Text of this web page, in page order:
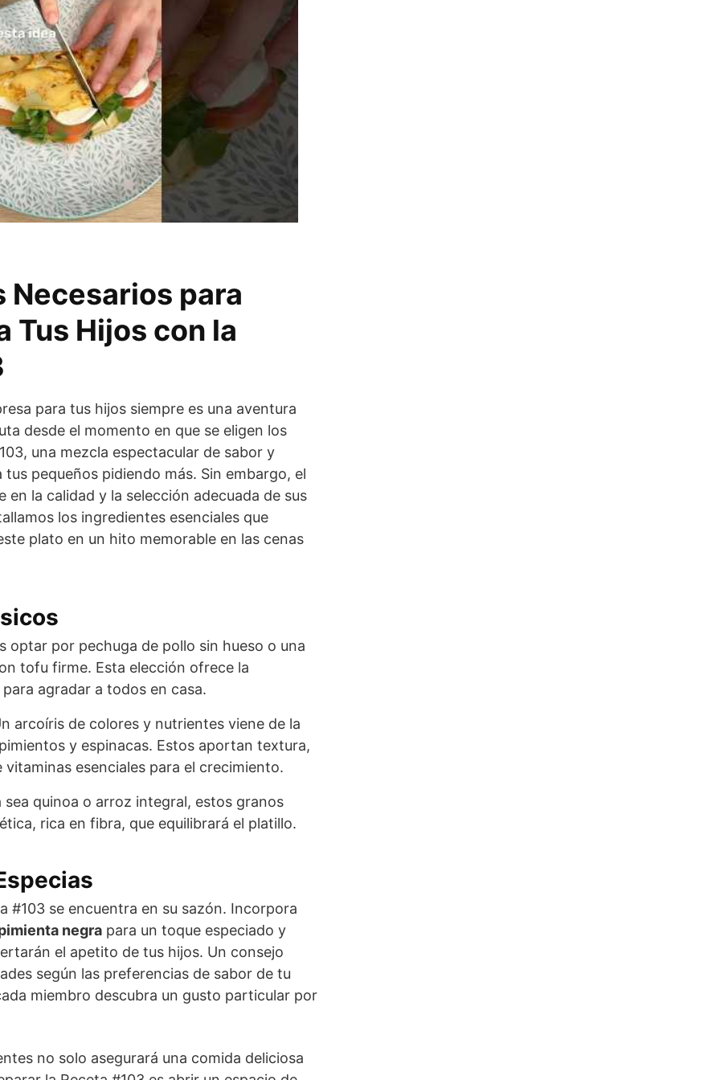
para
Tus Hijos con la
para tus hijos siempre es una aventura
desde el momento en que se eligen los
una mezcla espectacular de sabor y
pequeños pidiendo más. Sin embargo, el
en la calidad y la selección adecuada de sus
los ingredientes esenciales que
plato en un hito memorable en las cenas
optar por pechuga de pollo sin hueso o una
tofu firme. Esta elección ofrece la
agradar a todos en casa.
arcoíris de colores y nutrientes viene de la
y espinacas. Estos aportan textura,
esenciales para el crecimiento.
sea quinoa o arroz integral, estos granos
rica en fibra, que equilibrará el platillo.
#103 se encuentra en su sazón. Incorpora
negra para un toque especiado y
el apetito de tus hijos. Un consejo
según las preferencias de sabor de tu
miembro descubra un gusto particular por
no solo asegurará una comida deliciosa